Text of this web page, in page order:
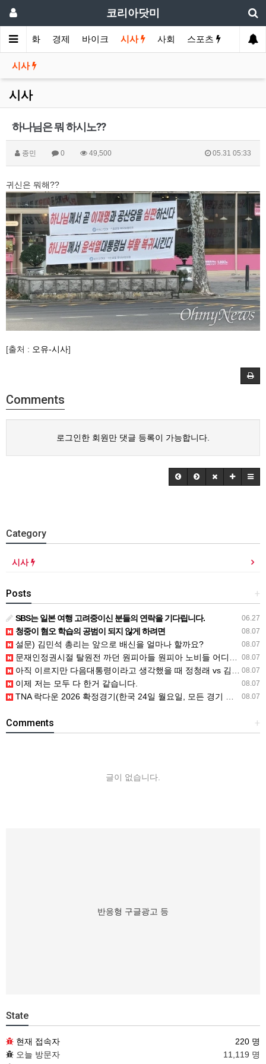
코리아닷미
인 영화 경제 바이크 시사 사회 스포츠 여행
시사
시사
하나님은 뭐 하시노??
종민 0 49,500 05.31 05:33
귀신은 뭐해??
[출처 : 오유-시사]
Comments
로그인한 회원만 댓글 등록이 가능합니다.
Category
시사
+
Posts
06.27
SBS는 일본 여행 고려중이신 분들의 연락을 기다립니다.
08.07
청중이 혐오 학습의 공범이 되지 않게 하려면
08.07
설문) 김민석 총리는 앞으로 배신을 얼마나 할까요?
08.07
문재인정권시절 탈원전 까던 원피아들 원피아 노비들 어디감?
08.07
아직 이르지만 다음대통령이라고 생각했을 때 정청래 vs 김민석
08.07
이제 저는 모두 다 한거 같습니다.
08.07
TNA 락다운 2026 확정경기(한국 24일 월요일, 모든 경기 철창 매
+
Comments
글이 없습니다.
반응형 구글광고 등
State
현재 접속자
220 명
오늘 방문자
11,119 명